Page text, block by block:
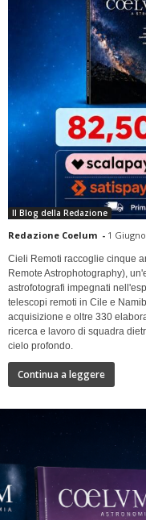
Il Blog della Redazione
Redazione Coelum - 1
Cieli Remoti raccoglie cinque
Remote Astrophotography),
astrofotografi impegnati
telescopi remoti in Cile e
acquisizione e oltre 330
ricerca e lavoro di squadra
cielo profondo.
Continua a leggere